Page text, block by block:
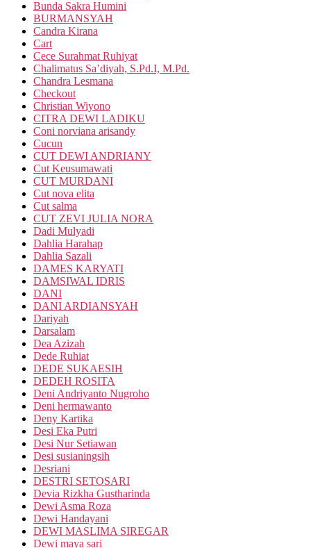
Bunda Sakra Humini
BURMANSYAH
Candra Kirana
Cart
Cece Surahmat Ruhiyat
Chalimatus Sa’diyah, S.Pd.I, M.Pd.
Chandra Lesmana
Checkout
Christian Wiyono
CITRA DEWI LADIKU
Coni norviana arisandy
Cucun
CUT DEWI ANDRIANY
Cut Keusumawati
CUT MURDANI
Cut nova elita
Cut salma
CUT ZEVI JULIA NORA
Dadi Mulyadi
Dahlia Harahap
Dahlia Sazali
DAMES KARYATI
DAMSIWAL IDRIS
DANI
DANI ARDIANSYAH
Dariyah
Darsalam
Dea Azizah
Dede Ruhiat
DEDE SUKAESIH
DEDEH ROSITA
Deni Andriyanto Nugroho
Deni hermawanto
Deny Kartika
Desi Eka Putri
Desi Nur Setiawan
Desi susianingsih
Desriani
DESTRI SETOSARI
Devia Rizkha Gustharinda
Dewi Asma Roza
Dewi Handayani
DEWI MASLIMA SIREGAR
Dewi maya sari